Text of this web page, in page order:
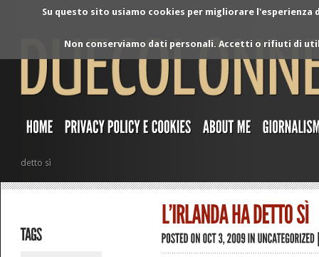
Su questo sito usiamo cookies per migliorare
Non conserviamo dati personali. Accetti o rifiuti di
detto sì